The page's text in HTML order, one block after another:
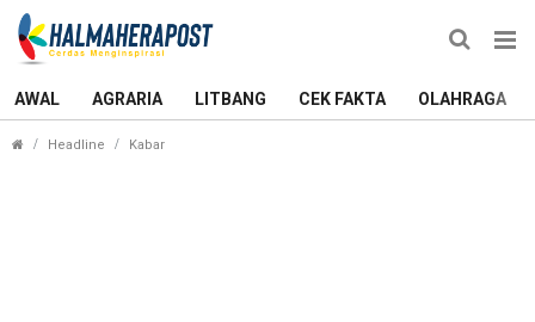
AWAL AGRARIA LITBANG CEK FAKTA OLAHRAGA
Headline Kabar